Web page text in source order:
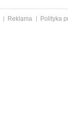
Reklama
Polityka